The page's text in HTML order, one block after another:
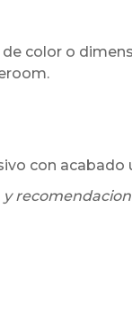
color o
con acabado